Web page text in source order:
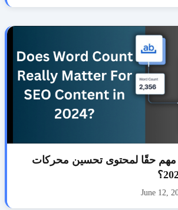
مهم حقًا لمحتوى تحسين محركات
June 12,